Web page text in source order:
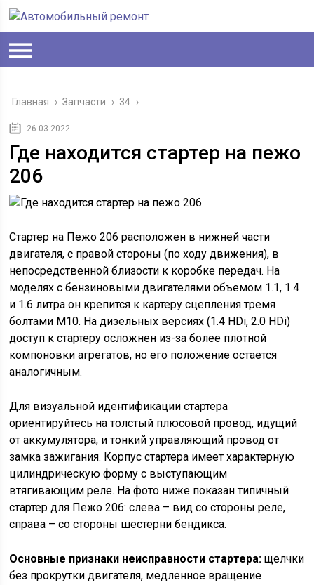
Главная › Запчасти › 34 ›
26.03.2022
Где находится стартер на пежо
206
Стартер на Пежо 206 расположен в нижней части
двигателя, с правой стороны (по ходу движения), в
непосредственной близости к коробке передач. На
моделях с бензиновыми двигателями объемом 1.1, 1.4
и 1.6 литра он крепится к картеру сцепления тремя
болтами М10. На дизельных версиях (1.4 HDi, 2.0 HDi)
доступ к стартеру осложнен из-за более плотной
компоновки агрегатов, но его положение остается
аналогичным.
Для визуальной идентификации стартера
ориентируйтесь на толстый плюсовой провод, идущий
от аккумулятора, и тонкий управляющий провод от
замка зажигания. Корпус стартера имеет характерную
цилиндрическую форму с выступающим
втягивающим реле. На фото ниже показан типичный
стартер для Пежо 206: слева – вид со стороны реле,
справа – со стороны шестерни бендикса.
Основные признаки неисправности стартера: щелчки
без прокрутки двигателя, медленное вращение